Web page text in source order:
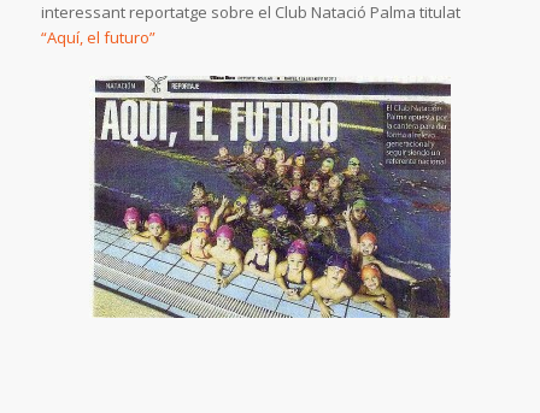
interessant reportatge sobre el Club Natació Palma titulat
“Aquí, el futuro”